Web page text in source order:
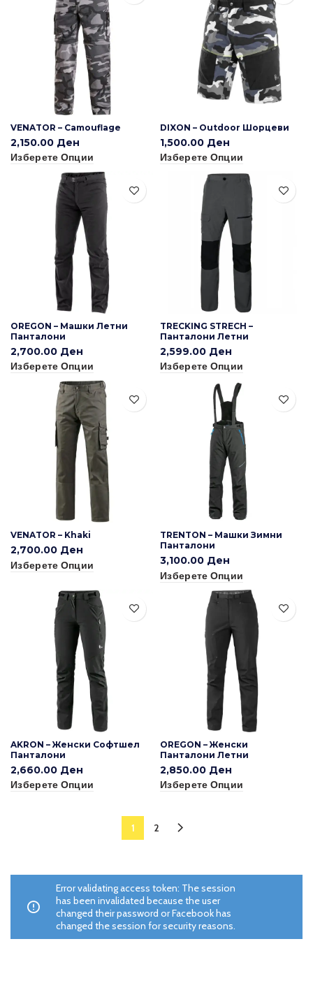
VENATOR – Camouflage
2,150.00 Ден
Изберете Опции
DIXON – Outdoor Шорцеви
1,500.00 Ден
Изберете Опции
OREGON – Машки Летни
Панталони
2,700.00 Ден
Изберете Опции
TRECKING STRECH –
Панталони Летни
2,599.00 Ден
Изберете Опции
VENATOR – Khaki
2,700.00 Ден
Изберете Опции
TRENTON – Машки Зимни
Панталони
3,100.00 Ден
Изберете Опции
AKRON – Женски Софтшел
Панталони
2,660.00 Ден
Изберете Опции
OREGON – Женски
Панталони Летни
2,850.00 Ден
Изберете Опции
1 2
Error validating access token: The session
has been invalidated because the user
changed their password or Facebook has
changed the session for security reasons.